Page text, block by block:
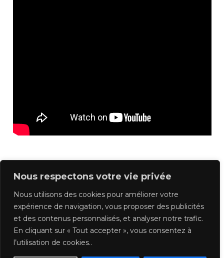
Nous respectons votre vie privée
Nous utilisons des cookies pour améliorer votre
expérience de navigation, vous proposer des publicités
et des contenus personnalisés, et analyser notre trafic.
En cliquant sur « Tout accepter », vous consentez à
l’utilisation de cookies..
Previous Suivant
Retour au Cours